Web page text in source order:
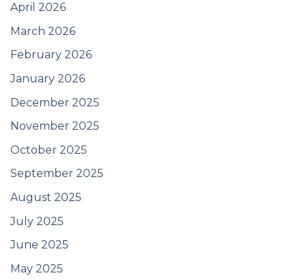
April 2026
March 2026
February 2026
January 2026
December 2025
November 2025
October 2025
September 2025
August 2025
July 2025
June 2025
May 2025